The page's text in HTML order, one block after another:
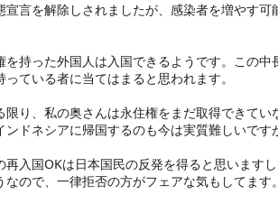
宣言を解除しされましたが、感染者を増やす
を持った外国人は入国できるようです。この
ている者に当てはまると思われます。
限り、私の奥さんは永住権をまだ取得できて
ンドネシアに帰国するのも今は実質難しいで
再入国OKは日本国民の反発を得ると思います
なので、一律拒否の方がフェアな気もしてます。